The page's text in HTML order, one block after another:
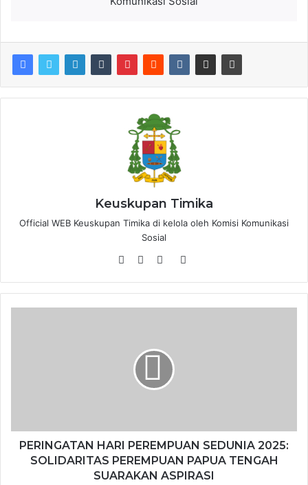
Keuskupan Timika
Official WEB Keuskupan Timika di kelola oleh Komisi Komunikasi
Sosial
W
b
s
e
F
c
e
o
k
u
T
e
k
T
PERINGATAN HARI PEREMPUAN SEDUNIA 2025:
SOLIDARITAS PEREMPUAN PAPUA TENGAH
SUARAKAN ASPIRASI